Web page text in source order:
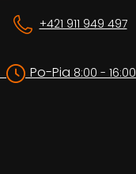
+421 911 949 497
Po-Pia 8:00 - 16:00